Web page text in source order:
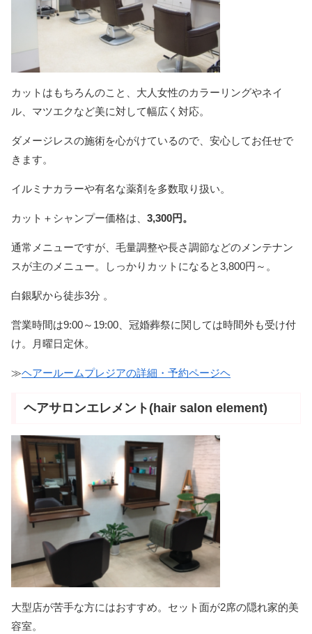
カットはもちろんのこと、大人女性のカラーリングやネイ
ル、マツエクなど美に対して幅広く対応。
ダメージレスの施術を心がけているので、安心してお任せで
きます。
イルミナカラーや有名な薬剤を多数取り扱い。
カット＋シャンプー価格は、 3,300円。
通常メニューですが、毛量調整や長さ調節などのメンテナン
スが主のメニュー。しっかりカットになると3,800円～。
白銀駅から徒歩3分 。
営業時間は9:00～19:00、冠婚葬祭に関しては時間外も受け付
け。月曜日定休。
≫ヘアールームプレジアの詳細・予約ページヘ
ヘアサロンエレメント(hair salon element)
大型店が苦手な方にはおすすめ。セット面が2席の隠れ家的美
容室。